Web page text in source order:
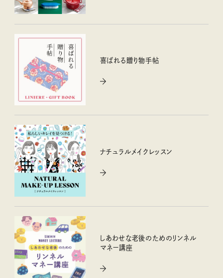
喜ばれる贈り物手帖
ナチュラルメイクレッスン
しあわせな老後のためのリンネル
マネー講座